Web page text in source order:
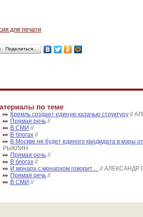
для печати
Поделиться…
по теме
Кремль создает единую казачью структуру //
Прямая речь //
В СМИ //
В блогах //
В Москве не будет единого кандидата в мэры
РЫКЛИН
Прямая речь //
В блогах //
И монарх с монархом говорит… // АЛЕКСАНДР
Прямая речь //
В СМИ //